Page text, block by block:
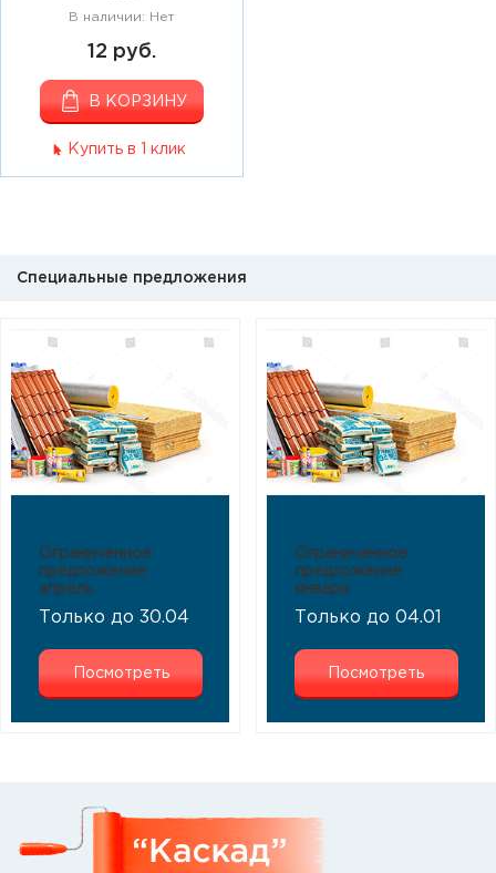
В наличии: Нет
12 руб.
В КОРЗИНУ
Купить в 1 клик
Специальные предложения
Ограниченное
предложение
апрель
Только до 30.04
Посмотреть
Ограниченное
предложение
января
Только до 04.01
Посмотреть